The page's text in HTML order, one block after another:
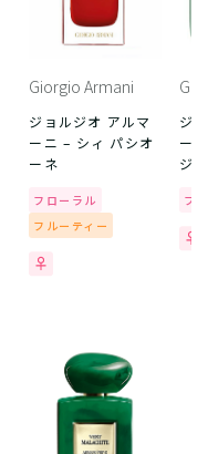
Giorgio Armani
ジョルジオ アルマ
ーニ – シィ パシオ
ーネ
フローラル
フルーティー
ジ
ー
ジオ
フ